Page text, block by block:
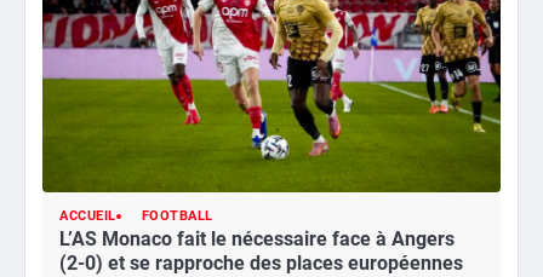
ACCUEIL FOOTBALL
L’AS Monaco fait le nécessaire face à Angers
(2-0) et se rapproche des places européennes